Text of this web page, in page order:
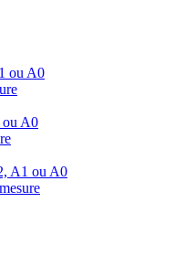
ou A0
ou A0
A1 ou A0